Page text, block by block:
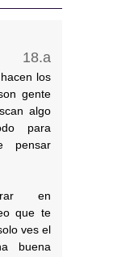
los
gente
algo
para
pensar
en
que te
ves el
buena